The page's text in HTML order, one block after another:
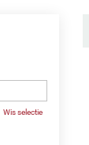
Wis selectie